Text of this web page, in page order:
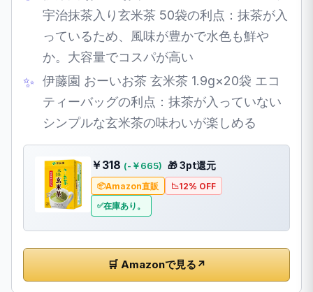
宇治抹茶入り玄米茶 50袋の利点：抹茶が入
っているため、風味が豊かで水色も鮮や
か。大容量でコスパが高い
伊藤園 おーいお茶 玄米茶 1.9g×20袋 エコ
ティーバッグの利点：抹茶が入っていない
シンプルな玄米茶の味わいが楽しめる
￥318 (-￥665) 🎁 3pt還元
Amazon直販
12% OFF
在庫あり。
🛒 Amazonで見る ↗